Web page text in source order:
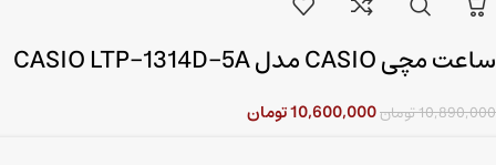
ساعت مچی CASIO مدل CASIO LTP-1314D-5A
10,890,000تومان10,600,000تومان